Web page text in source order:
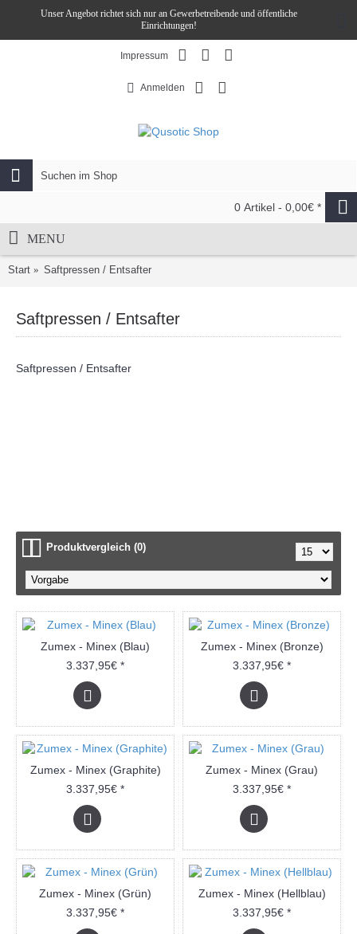
Unser Angebot richtet sich nur an Gewerbetreibende und öffentliche
Einrichtungen!
Impressum
Anmelden
0 Artikel - 0,00€ *
MENU
Start Saftpressen / Entsafter
Saftpressen / Entsafter
Saftpressen / Entsafter
Produktvergleich (0)
Zumex - Minex (Blau)
3.337,95€ *
Zumex - Minex (Bronze)
3.337,95€ *
Zumex - Minex (Graphite)
3.337,95€ *
Zumex - Minex (Grau)
3.337,95€ *
Zumex - Minex (Grün)
3.337,95€ *
Zumex - Minex (Hellblau)
3.337,95€ *